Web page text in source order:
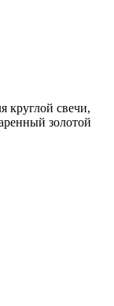
круглой свечи,
золотой